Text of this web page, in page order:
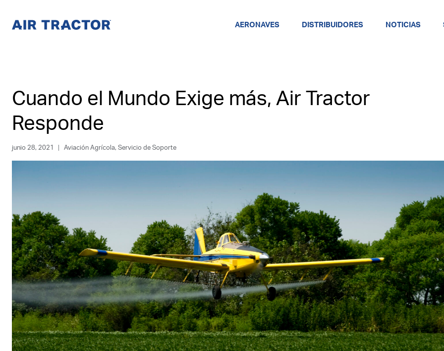
Contenido
AERONAVES DISTRIBUIDORES NOTICIAS
Cuando el Mundo Exige más, Air Tractor
Responde
junio 28, 2021 Aviación Agrícola, Servicio de Soporte